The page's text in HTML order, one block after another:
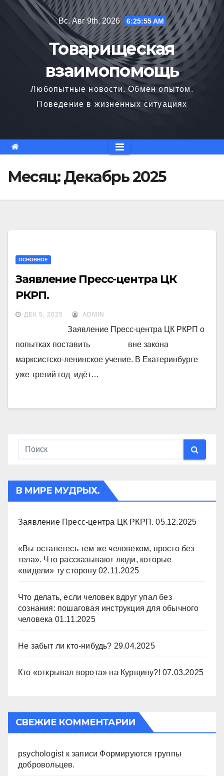
Перейти
содержимому
Вс. Авг 9th, 2026 6:25:55 AM
Товарищеская
взаимопомощь
Любопытные новости. Обмен опытом.
Поведение в жизненных ситуациях
Месяц:Декабрь 2025
ОСНОВНОЕ
Заявление Пресс-центра ЦК
РКРП.
ДЕК 5, 2025 ADMIN
Заявление Пресс-центра ЦК РКРП о
попытках поставить вне закона
марксистско-ленинское учение. В Екатеринбурге
уже третий год идёт…
В МИРЕ МУДРЫХ.
Заявление Пресс-центра ЦК РКРП. 05.12.2025
«Вы останетесь тем же человеком, просто без
тела». Что рассказывают люди, которые
«видели» ту сторону 02.11.2025
Что делать, если человек вдруг упал без
сознания: пошаговая инструкция для обычного
человека 01.11.2025
Не забыт ли кто-нибудь? 29.04.2025
Кто «открывал ворота» на Курщину?! 07.03.2025
СВЕЖИЕ КОММЕНТАРИИ
psychologistк записи Формируются группы
добровольцев.